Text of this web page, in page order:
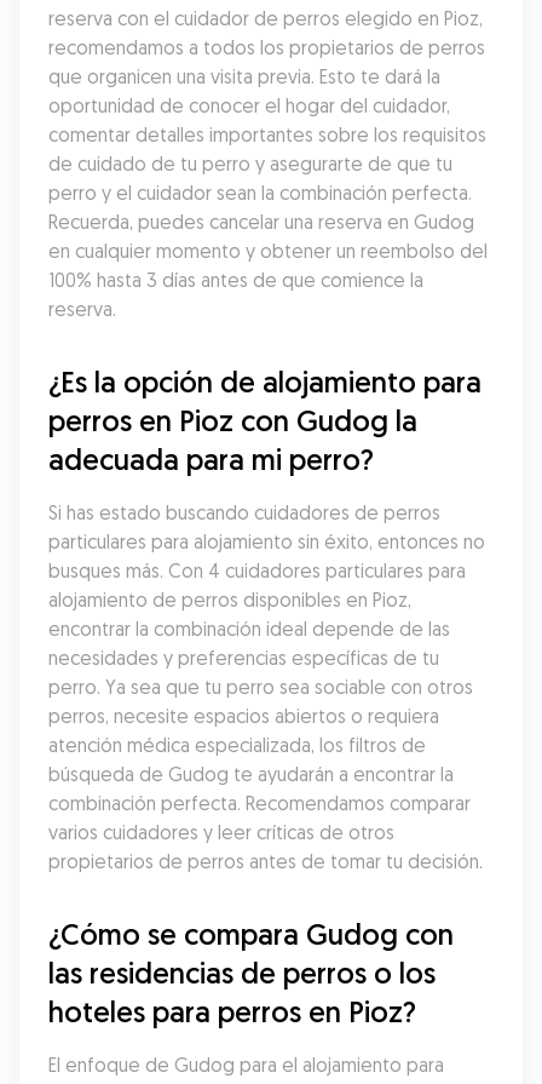
reserva con el cuidador de perros elegido en Pioz,
recomendamos a todos los propietarios de perros
que organicen una visita previa. Esto te dará la
oportunidad de conocer el hogar del cuidador,
comentar detalles importantes sobre los requisitos
de cuidado de tu perro y asegurarte de que tu
perro y el cuidador sean la combinación perfecta.
Recuerda, puedes cancelar una reserva en Gudog
en cualquier momento y obtener un reembolso del
100% hasta 3 días antes de que comience la
reserva.
¿Es la opción de alojamiento para
perros en Pioz con Gudog la
adecuada para mi perro?
Si has estado buscando cuidadores de perros
particulares para alojamiento sin éxito, entonces no
busques más. Con 4 cuidadores particulares para
alojamiento de perros disponibles en Pioz,
encontrar la combinación ideal depende de las
necesidades y preferencias específicas de tu
perro. Ya sea que tu perro sea sociable con otros
perros, necesite espacios abiertos o requiera
atención médica especializada, los filtros de
búsqueda de Gudog te ayudarán a encontrar la
combinación perfecta. Recomendamos comparar
varios cuidadores y leer críticas de otros
propietarios de perros antes de tomar tu decisión.
¿Cómo se compara Gudog con
las residencias de perros o los
hoteles para perros en Pioz?
El enfoque de Gudog para el alojamiento para